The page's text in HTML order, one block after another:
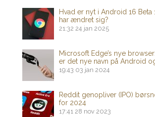
Hvad er nyt i Android 16 Beta
har ændret sig?
21:32 24 jan 2025
Microsoft Edge’s nye
er det nye navn på Android
19:43 03 jan 2024
Reddit genopliver (IPO)
for 2024
17:41 28 nov 2023